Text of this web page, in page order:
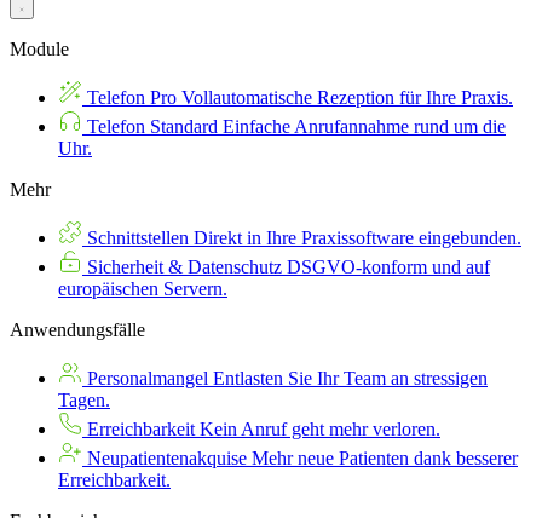
Module
Telefon Pro Vollautomatische Rezeption für Ihre Praxis.
Telefon Standard Einfache Anrufannahme rund um die
Uhr.
Mehr
Schnittstellen Direkt in Ihre Praxissoftware eingebunden.
Sicherheit & Datenschutz DSGVO-konform und auf
europäischen Servern.
Anwendungsfälle
Personalmangel Entlasten Sie Ihr Team an stressigen
Tagen.
Erreichbarkeit Kein Anruf geht mehr verloren.
Neupatientenakquise Mehr neue Patienten dank besserer
Erreichbarkeit.